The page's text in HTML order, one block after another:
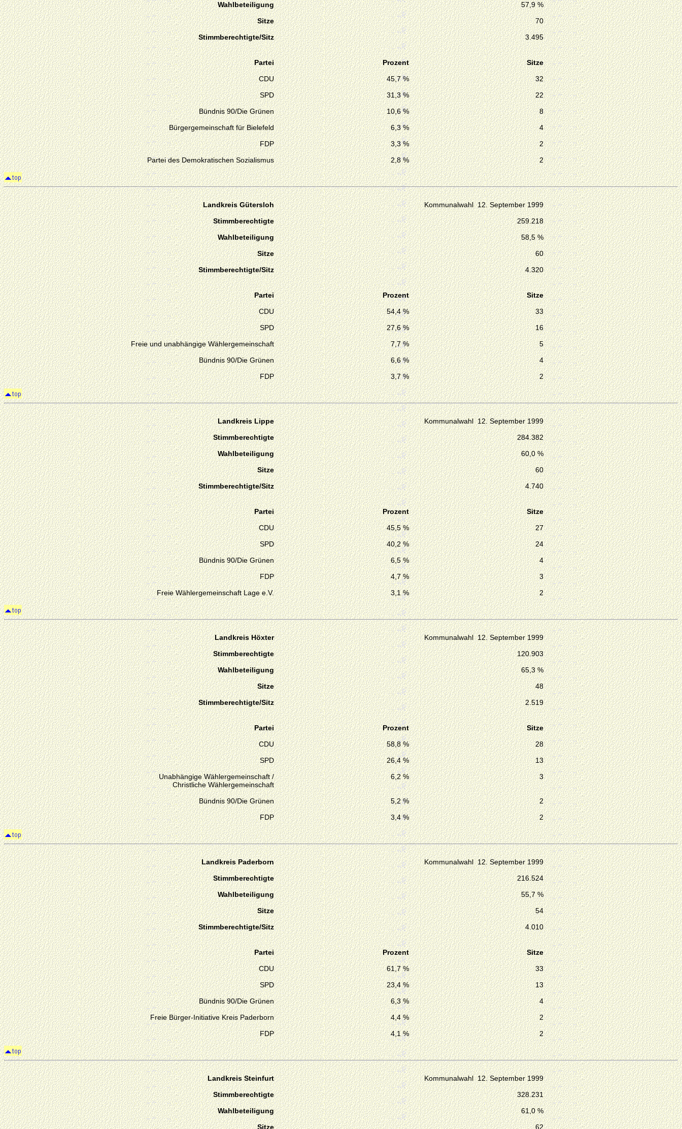
Wahlbeteiligung
57,9 %
Sitze
70
Stimmberechtigte/Sitz
3.495
Partei Prozent
Sitze
CDU
45,7 %
32
SPD
31,3 %
22
Bündnis 90/Die Grünen
10,6 %
8
Bürgergemeinschaft für Bielefeld
6,3 %
4
FDP
3,3 %
2
Partei des Demokratischen Sozialismus
2,8 % 2
Landkreis Gütersloh
Kommunalwahl 12. September 1999
Stimmberechtigte
259.218
Wahlbeteiligung
58,5 %
Sitze
60
Stimmberechtigte/Sitz
4.320
Partei Prozent
Sitze
CDU
54,4 %
33
SPD
27,6 %
16
Freie und unabhängige Wählergemeinschaft
7,7 %
5
Bündnis 90/Die Grünen
6,6 %
4
FDP
3,7 % 2
Landkreis Lippe
Kommunalwahl 12. September 1999
Stimmberechtigte
284.382
Wahlbeteiligung
60,0 %
Sitze
60
Stimmberechtigte/Sitz
4.740
Partei Prozent
Sitze
CDU
45,5 %
27
SPD
40,2 %
24
Bündnis 90/Die Grünen
6,5 %
4
FDP
4,7 %
3
Freie Wählergemeinschaft Lage e.V.
3,1 % 2
Landkreis Höxter
Kommunalwahl 12. September 1999
Stimmberechtigte
120.903
Wahlbeteiligung
65,3 %
Sitze
48
Stimmberechtigte/Sitz
2.519
Partei Prozent
Sitze
CDU
58,8 %
28
SPD
26,4 %
13
Unabhängige Wählergemeinschaft /
Christliche Wählergemeinschaft
6,2 % 3
Bündnis 90/Die Grünen 5,2 %
2
FDP
3,4 % 2
Landkreis Paderborn
Kommunalwahl 12. September 1999
Stimmberechtigte
216.524
Wahlbeteiligung
55,7 %
Sitze
54
Stimmberechtigte/Sitz
4.010
Partei Prozent
Sitze
CDU
61,7 %
33
SPD
23,4 %
13
Bündnis 90/Die Grünen
6,3 %
4
Freie Bürger-Initiative Kreis Paderborn
4,4 %
2
FDP
4,1 % 2
Landkreis Steinfurt
Kommunalwahl 12. September 1999
Stimmberechtigte
328.231
Wahlbeteiligung
61,0 %
Sitze
62